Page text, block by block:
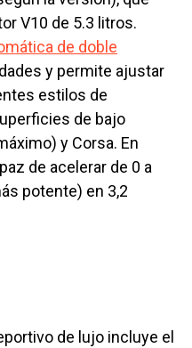
V10 de 5.3 litros.
de doble
y permite ajustar
estilos de
de bajo
y Corsa. En
de acelerar de 0 a
potente) en 3,2
de lujo incluye el